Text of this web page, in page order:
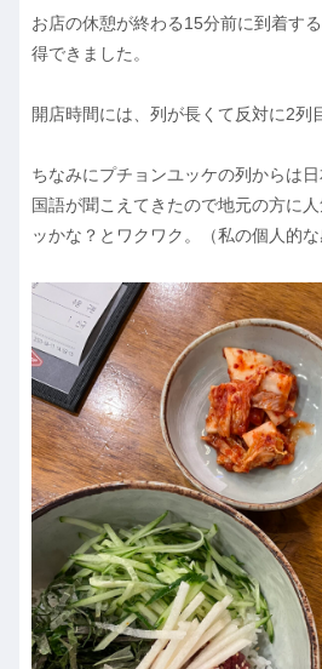
お店の休憩が終わる15分前に到着す
得できました。
開店時間には、列が長くて反対に2列
ちなみにプチョンユッケの列からは
国語が聞こえてきたので地元の方に
ッかな？とワクワク。（私の個人的な